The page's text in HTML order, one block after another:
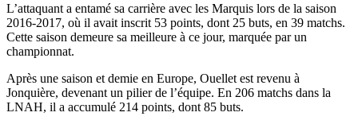
L’attaquant a entamé sa carrière avec les Marquis lors de la saison
2016-2017, où il avait inscrit 53 points, dont 25 buts, en 39 matchs.
Cette saison demeure sa meilleure à ce jour, marquée par un
championnat.
Après une saison et demie en Europe, Ouellet est revenu à
Jonquière, devenant un pilier de l’équipe. En 206 matchs dans la
LNAH, il a accumulé 214 points, dont 85 buts.